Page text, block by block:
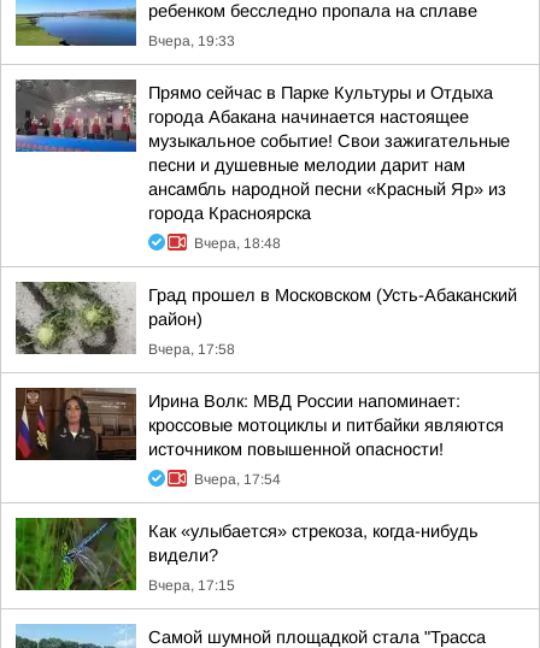
ребенком бесследно пропала на сплаве
Вчера, 19:33
Прямо сейчас в Парке Культуры и Отдыха
города Абакана начинается настоящее
музыкальное событие! Свои зажигательные
песни и душевные мелодии дарит нам
ансамбль народной песни «Красный Яр» из
города Красноярска
Вчера, 18:48
Град прошел в Московском (Усть-Абаканский
район)
Вчера, 17:58
Ирина Волк: МВД России напоминает:
кроссовые мотоциклы и питбайки являются
источником повышенной опасности!
Вчера, 17:54
Как «улыбается» стрекоза, когда-нибудь
видели?
Вчера, 17:15
Самой шумной площадкой стала "Трасса